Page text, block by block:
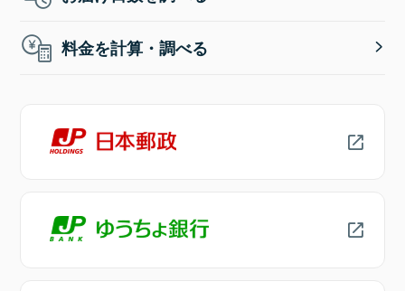
料金を計算・調べる